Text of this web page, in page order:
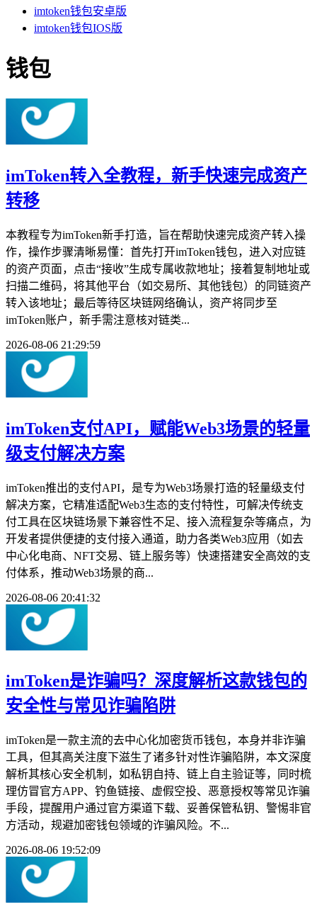
imtoken钱包安卓版
imtoken钱包IOS版
钱包
imToken转入全教程，新手快速完成资产
转移
本教程专为imToken新手打造，旨在帮助快速完成资产转入操
作，操作步骤清晰易懂：首先打开imToken钱包，进入对应链
的资产页面，点击“接收”生成专属收款地址；接着复制地址或
扫描二维码，将其他平台（如交易所、其他钱包）的同链资产
转入该地址；最后等待区块链网络确认，资产将同步至
imToken账户，新手需注意核对链类...
2026-08-06 21:29:59
imToken支付API，赋能Web3场景的轻量
级支付解决方案
imToken推出的支付API，是专为Web3场景打造的轻量级支付
解决方案，它精准适配Web3生态的支付特性，可解决传统支
付工具在区块链场景下兼容性不足、接入流程复杂等痛点，为
开发者提供便捷的支付接入通道，助力各类Web3应用（如去
中心化电商、NFT交易、链上服务等）快速搭建安全高效的支
付体系，推动Web3场景的商...
2026-08-06 20:41:32
imToken是诈骗吗？深度解析这款钱包的
安全性与常见诈骗陷阱
imToken是一款主流的去中心化加密货币钱包，本身并非诈骗
工具，但其高关注度下滋生了诸多针对性诈骗陷阱，本文深度
解析其核心安全机制，如私钥自持、链上自主验证等，同时梳
理仿冒官方APP、钓鱼链接、虚假空投、恶意授权等常见诈骗
手段，提醒用户通过官方渠道下载、妥善保管私钥、警惕非官
方活动，规避加密钱包领域的诈骗风险。不...
2026-08-06 19:52:09